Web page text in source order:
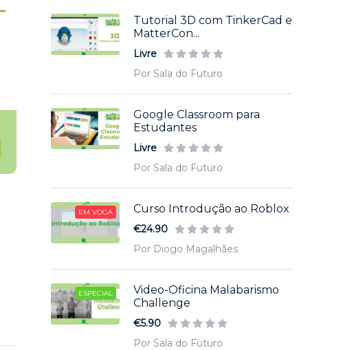
Tutorial 3D com TinkerCad e
MatterCon...
Livre
Por Sala do Futuro
Google Classroom para
Estudantes
Livre
Por Sala do Futuro
EM VOGA Curso Introdução ao Roblox
€24.90
Por Diogo Magalhães
ESPECIAL
Video-Oficina Malabarismo
Challenge
€5.90
Por Sala do Futuro